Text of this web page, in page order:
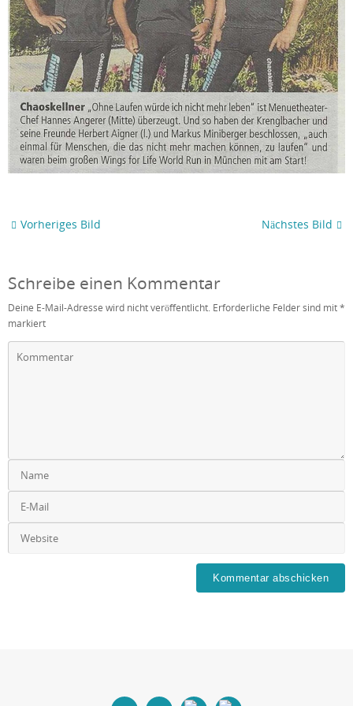
Vorheriges Bild Nächstes Bild
Schreibe einen Kommentar
Deine E-Mail-Adresse wird nicht veröffentlicht. Erforderliche Felder sind mit*
markiert